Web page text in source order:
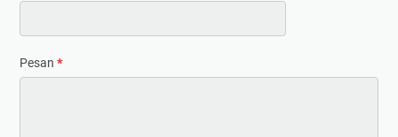
Pesan *